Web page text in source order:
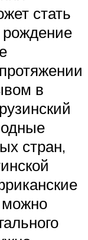
стать
в
стран,
можно